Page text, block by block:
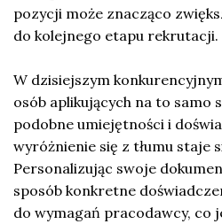
pozycji może znacząco
do kolejnego etapu rekrutacji.
W dzisiejszym
osób aplikujących na to samo
podobne umiejętności i
wyróżnienie się z tłumu staje
Personalizując swoje
sposób konkretne
do wymagań pracodawcy, co